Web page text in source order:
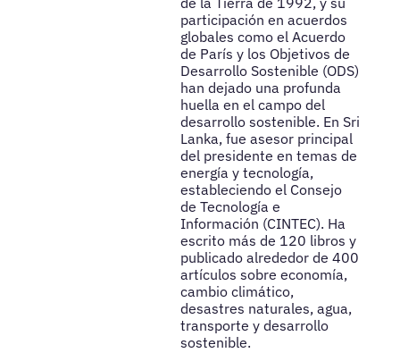
participación en acuerdos
globales como el Acuerdo
de París y los Objetivos de
Desarrollo Sostenible (ODS)
han dejado una profunda
huella en el campo del
desarrollo sostenible. En Sri
Lanka, fue asesor principal
del presidente en temas de
energía y tecnología,
estableciendo el Consejo
de Tecnología e
Información (CINTEC). Ha
escrito más de 120 libros y
publicado alrededor de 400
artículos sobre economía,
cambio climático,
desastres naturales, agua,
transporte y desarrollo
sostenible.